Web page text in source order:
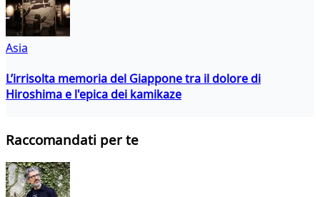
Asia
L’irrisolta memoria del Giappone tra il dolore di
Hiroshima e l'epica dei kamikaze
Raccomandati per te